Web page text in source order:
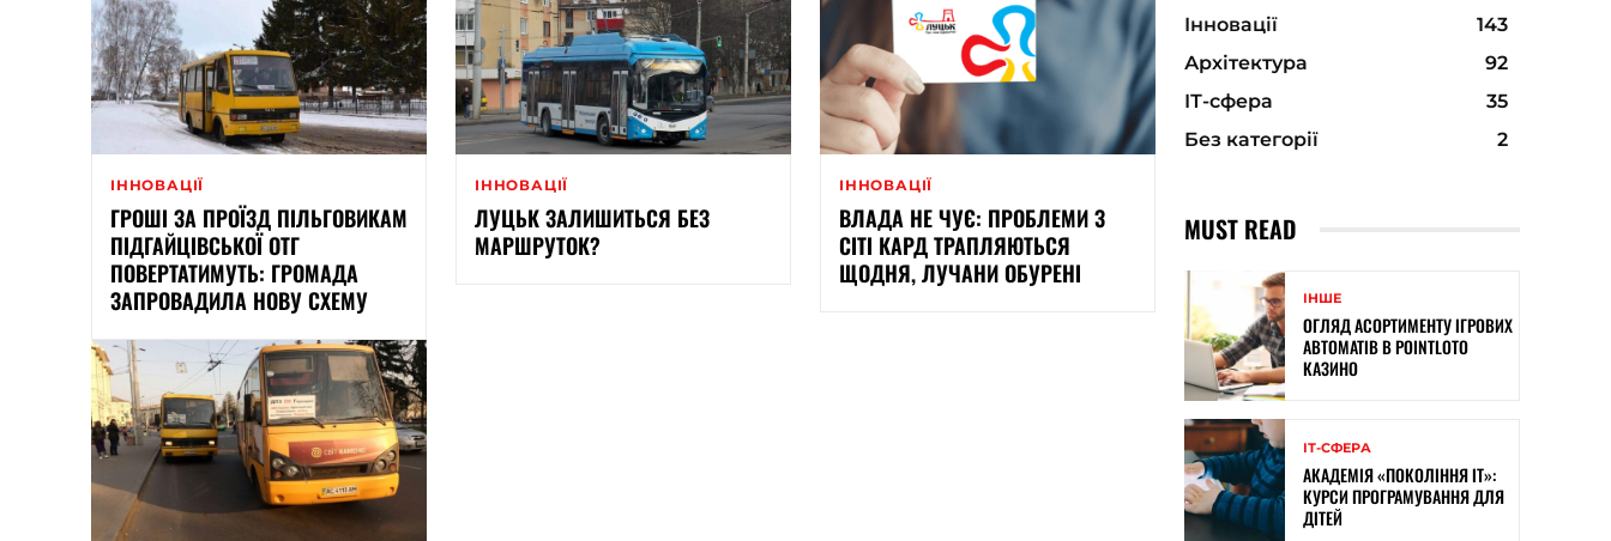
ІННОВАЦІЇ
ГРОШІ ЗА ПРОЇЗД ПІЛЬГОВИКАМ
ПІДГАЙЦІВСЬКОЇ ОТГ
ПОВЕРТАТИМУТЬ: ГРОМАДА
ЗАПРОВАДИЛА НОВУ СХЕМУ
ІННОВАЦІЇ
ЛУЦЬК ЗАЛИШИТЬСЯ БЕЗ
МАРШРУТОК?
ІННОВАЦІЇ
ВЛАДА НЕ ЧУЄ: ПРОБЛЕМИ З
СІТІ КАРД ТРАПЛЯЮТЬСЯ
ЩОДНЯ, ЛУЧАНИ ОБУРЕНІ
Інновації
143
Архітектура
92
ІТ-сфера
35
Без категорії
2
MUST READ
ІНШЕ
ОГЛЯД АСОРТИМЕНТУ ІГРОВИХ
АВТОМАТІВ В POINTLOTO
КАЗИНО
ІТ-СФЕРА
АКАДЕМІЯ «ПОКОЛІННЯ ІТ»:
КУРСИ ПРОГРАМУВАННЯ ДЛЯ
ДІТЕЙ